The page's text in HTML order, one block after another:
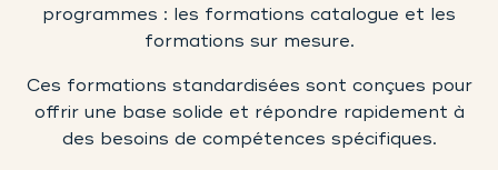
programmes : les formations catalogue et les
formations sur mesure.
Ces formations standardisées sont conçues pour
offrir une base solide et répondre rapidement à
des besoins de compétences spécifiques.